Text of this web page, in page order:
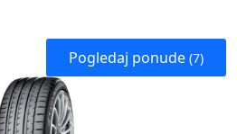
Pogledaj ponude (7)